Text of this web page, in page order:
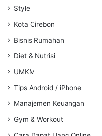
Style
Kota Cirebon
Bisnis Rumahan
Diet & Nutrisi
UMKM
Tips Android / iPhone
Manajemen Keuangan
Gym & Workout